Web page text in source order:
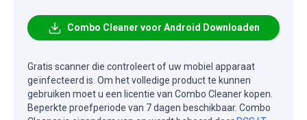
Combo Cleaner voor Android Downloaden
Gratis scanner die controleert of uw mobiel apparaat
geïnfecteerd is. Om het volledige product te kunnen
gebruiken moet u een licentie van Combo Cleaner kopen.
Beperkte proefperiode van 7 dagen beschikbaar. Combo